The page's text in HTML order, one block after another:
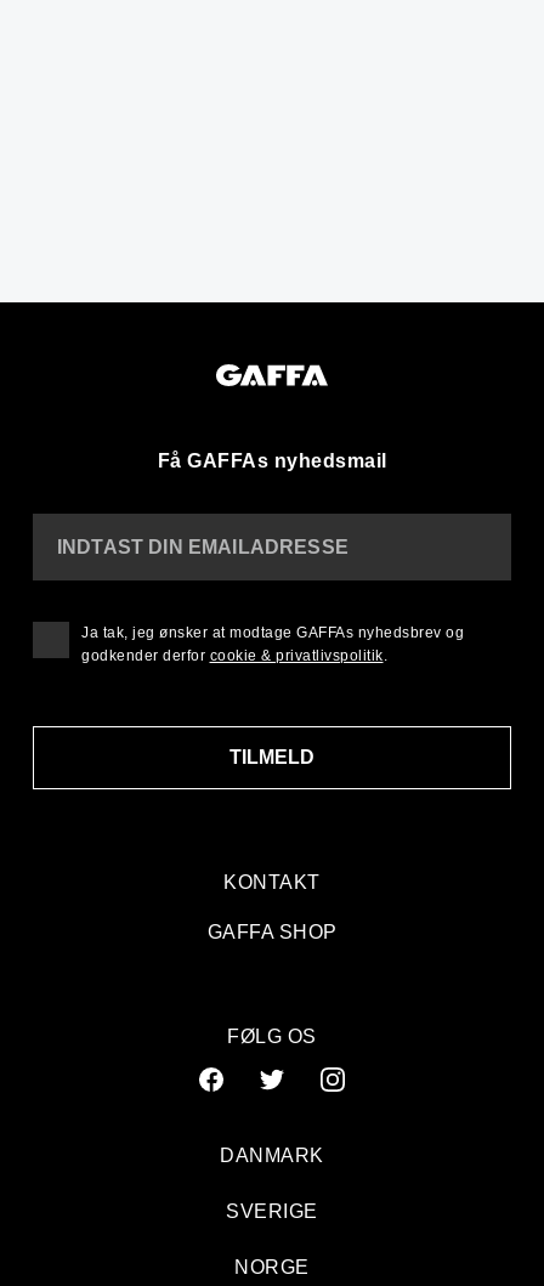
Få GAFFAs nyhedsmail
KONTAKT
GAFFA SHOP
INDTAST DIN EMAILADRESSE
TILMELD
Ja tak, jeg ønsker at modtage GAFFAs nyhedsbrev og
godkender derfor cookie & privatlivspolitik.
FØLG OS
DANMARK
SVERIGE
NORGE